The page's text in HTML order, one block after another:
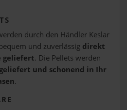
durch den Händler Keslar
und zuverlässig direkt
geliefert. Die Pellets werden
und schonend in Ihr
.